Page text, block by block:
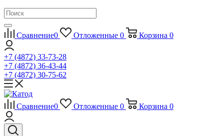
Сравнение0 Отложенные 0 Корзина 0
+7 (4872) 33-73-28
+7 (4872) 36-43-44
+7 (4872) 30-75-62
Сравнение0 Отложенные 0 Корзина 0